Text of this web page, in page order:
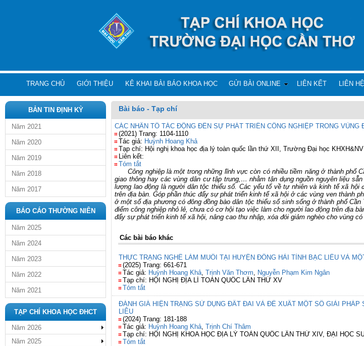
TRANG CHỦ GIỚI THIỆU KÊ KHAI BÀI BÁO KHOA HỌC GỬI BÀI ONLINE LIÊN KẾT LIÊN HỆ
BẢN TIN ĐỊNH KỲ
Năm 2021
Năm 2020
Năm 2019
Năm 2018
Năm 2017
BÁO CÁO THƯỜNG NIÊN
Năm 2025
Năm 2024
Năm 2023
Năm 2022
Năm 2021
TẠP CHÍ KHOA HỌC ĐHCT
Năm 2026
Năm 2025
Bài báo - Tạp chí
CÁC NHÂN TỐ TÁC ĐỘNG ĐẾN SỰ PHÁT TRIỂN CÔNG NGHIỆP TRONG
(2021) Trang: 1104-1110
Tác giả: Huỳnh Hoang Khả
Tạp chí: Hội nghị khoa học địa lý toàn quốc lần thứ XII, Trường Đại học
Liên kết:
Tóm tắt
Công nghiệp là một trong những lĩnh vực còn có nhiều tiềm năng ở thành phố
giao thông hay các vùng dân cư tập trung,… nhằm tận dụng nguồn nguyên liệu
lượng lao động là người dân tộc thiểu số. Các yếu tố về tự nhiên và kinh tế xã hội
trên địa bàn. Góp phần thúc đẩy sự phát triển kinh tế xã hội ở các vùng ven thành
ở một số địa phương có đông đồng bào dân tộc thiểu số sinh sống ở thành phố
điểm công nghiệp nhỏ lẻ, chưa có cơ hội tạo việc làm cho người lao động trên địa
đẩy sự phát triển kinh tế xã hội, nâng cao thu nhập, xóa đói giảm nghèo cho vùng
Các bài báo khác
THỰC TRẠNG NGHỀ LÀM MUỐI TẠI HUYỆN ĐÔNG HẢI TỈNH BẠC LIÊU VÀ
(2025) Trang: 661-671
Tác giả: Huỳnh Hoang Khả, Trịnh Văn Thơm, Nguyễn Phạm Kim Ngân
Tạp chí: HỘI NGHỊ ĐỊA LÍ TOÀN QUỐC LẦN THỨ XV
Tóm tắt
ĐÁNH GIÁ HIỆN TRẠNG SỬ DỤNG ĐẤT ĐAI VÀ ĐỀ XUẤT MỘT SỐ GIẢI
LIÊU
(2024) Trang: 181-188
Tác giả: Huỳnh Hoang Khả, Trịnh Chí Thâm
Tạp chí: HỘI NGHỊ KHOA HỌC ĐỊA LÝ TOÀN QUỐC LẦN THỨ XIV, ĐẠI HỌC
Tóm tắt